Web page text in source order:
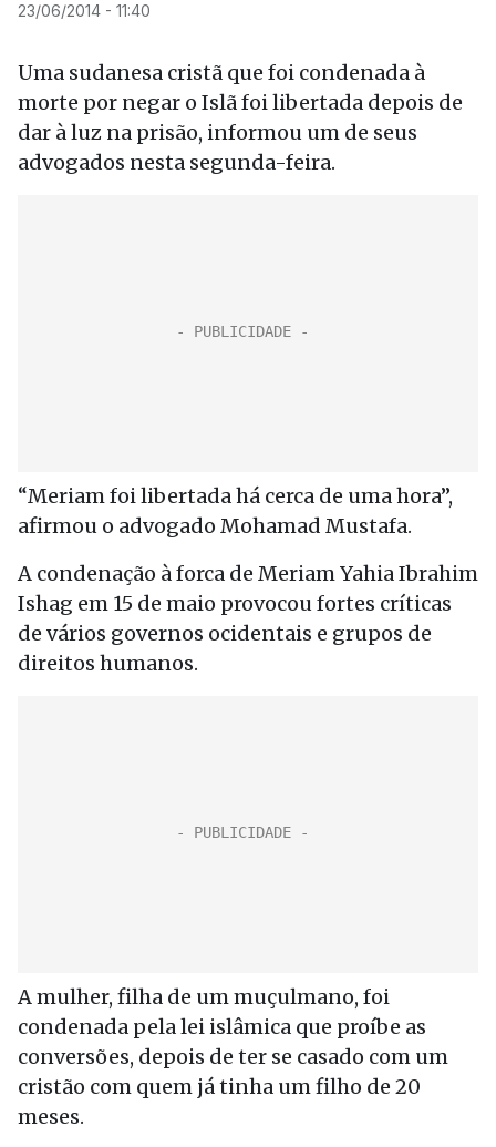
23/06/2014 - 11:40
Uma sudanesa cristã que foi condenada à
morte por negar o Islã foi libertada depois de
dar à luz na prisão, informou um de seus
advogados nesta segunda-feira.
“Meriam foi libertada há cerca de uma hora”,
afirmou o advogado Mohamad Mustafa.
A condenação à forca de Meriam Yahia Ibrahim
Ishag em 15 de maio provocou fortes críticas
de vários governos ocidentais e grupos de
direitos humanos.
A mulher, filha de um muçulmano, foi
condenada pela lei islâmica que proíbe as
conversões, depois de ter se casado com um
cristão com quem já tinha um filho de 20
meses.